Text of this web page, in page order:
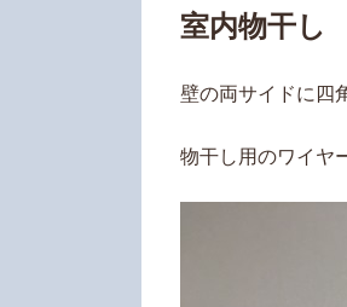
室内物干し
壁の両サイドに四
物干し用のワイヤ